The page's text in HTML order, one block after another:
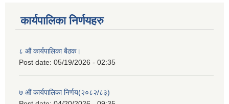
कार्यपालिका निर्णयहरु
८ औं कार्यपालिका बैठक।
Post date: 05/19/2026 - 02:35
७ औं कार्यपालिका निर्णय(२०८२/८३)